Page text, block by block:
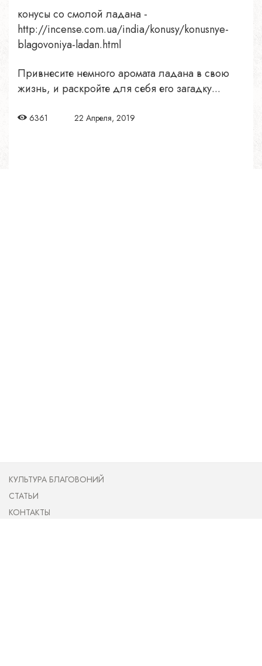
конусы со смолой ладана -
http://incense.com.ua/india/konusy/konusnye-
blagovoniya-ladan.html
Привнесите немного аромата ладана в свою
жизнь, и раскройте для себя его загадку...
6361 22 Апреля, 2019
КУЛЬТУРА БЛАГОВОНИЙ
СТАТЬИ
КОНТАКТЫ